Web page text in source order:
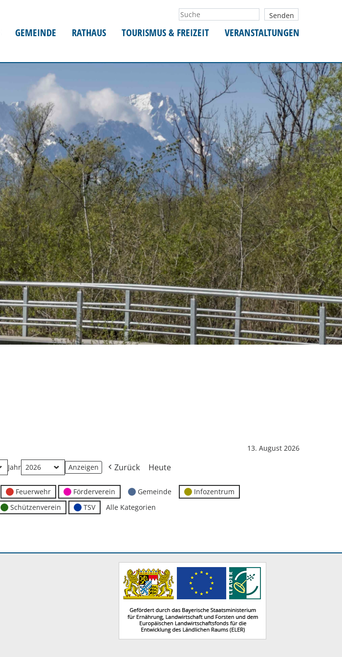
GEMEINDE RATHAUS TOURISMUS & FREIZEIT VERANSTALTUNGEN
13. August 2026
Jahr Zurück Heute
Feuerwehr Förderverein Gemeinde
Infozentrum
Schützenverein TSV
Alle Kategorien